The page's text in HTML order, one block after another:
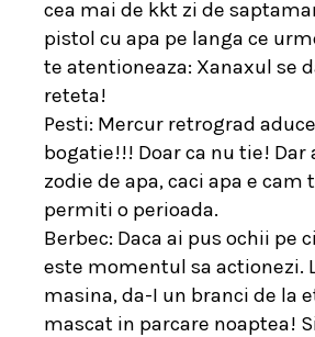
cea mai de kkt zi de
pistol cu apa pe langa ce
te atentioneaza: Xanaxul se
reteta!
Pesti: Mercur retrograd
bogatie!!! Doar ca nu tie! Dar
zodie de apa, caci apa e cam
permiti o perioada.
Berbec: Daca ai pus ochii pe
este momentul sa actionezi.
masina, da-I un branci de la
mascat in parcare noaptea!